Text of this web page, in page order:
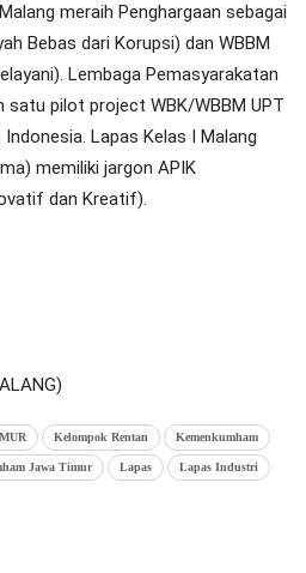
meraih Penghargaan sebagai
Bebas dari Korupsi) dan WBBM
Lembaga Pemasyarakatan
satu pilot project WBK/WBBM UPT
Lapas Kelas I Malang
memiliki jargon APIK
dan Kreatif).
Kelompok Rentan Kemenkumham
Jawa Timur Lapas Lapas Industri